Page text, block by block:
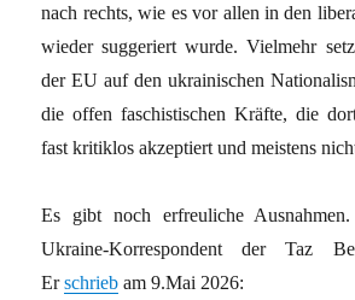
nach rechts, wie es vor allen in den
wieder suggeriert wurde. Vielmehr
der EU auf den ukrainischen
die offen faschistischen Kräfte, die
fast kritiklos akzeptiert und meistens
Es gibt noch erfreuliche
Ukraine-Korrespondent der Taz
Erschrieb am 9.Mai 2026: